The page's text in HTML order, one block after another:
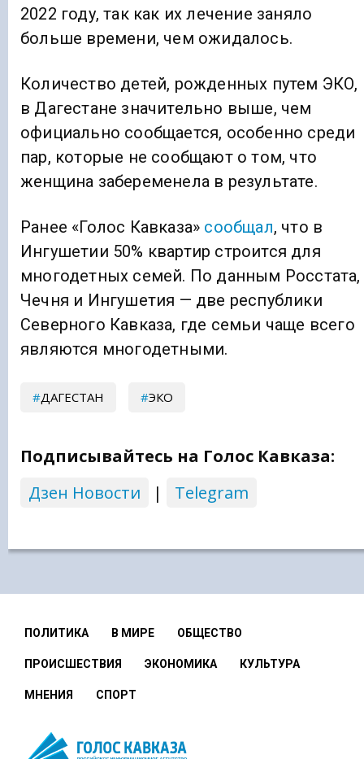
2022 году, так как их лечение заняло
больше времени, чем ожидалось.
Количество детей, рожденных путем ЭКО,
в Дагестане значительно выше, чем
официально сообщается, особенно среди
пар, которые не сообщают о том, что
женщина забеременела в результате.
Ранее «Голос Кавказа» сообщал, что в
Ингушетии 50% квартир строится для
многодетных семей. По данным Росстата,
Чечня и Ингушетия — две республики
Северного Кавказа, где семьи чаще всего
являются многодетными.
ДАГЕСТАН ЭКО
Подписывайтесь на Голос Кавказа:
Дзен Новости
| Telegram
ПОЛИТИКА В МИРЕ ОБЩЕСТВО
ПРОИСШЕСТВИЯ ЭКОНОМИКА КУЛЬТУРА
МНЕНИЯ СПОРТ